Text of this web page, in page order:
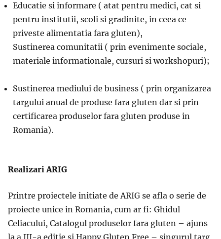
Educatie si informare ( atat pentru medici, cat si
pentru institutii, scoli si gradinite, in ceea ce
priveste alimentatia fara gluten),
Sustinerea comunitatii ( prin evenimente sociale,
materiale informationale, cursuri si workshopuri);
Sustinerea mediului de business ( prin organizarea
targului anual de produse fara gluten dar si prin
certificarea produselor fara gluten produse in
Romania).
Realizari ARIG
Printre proiectele initiate de ARIG se afla o serie de
proiecte unice in Romania, cum ar fi: Ghidul
Celiacului, Catalogul produselor fara gluten – ajuns